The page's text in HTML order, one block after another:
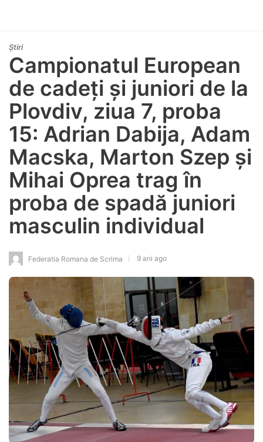
Știri
Campionatul European
de cadeți și juniori de la
Plovdiv, ziua 7, proba
15: Adrian Dabija, Adam
Macska, Marton Szep și
Mihai Oprea trag în
proba de spadă juniori
masculin individual
Federatia Romana de Scrima 9 ani ago